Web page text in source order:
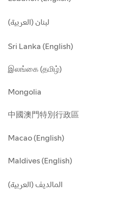
لبنان (العربية)
Sri Lanka (English)
இலங்கை (தமிழ்)
Mongolia
中國澳門特別行政區
Macao (English)
Maldives (English)
المالديف (العربية)